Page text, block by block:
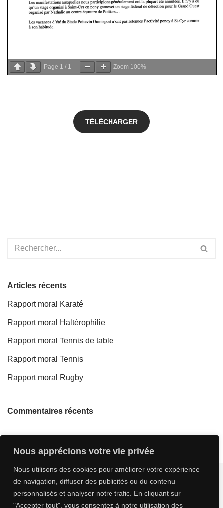
Nous apprécions votre vie privée
Nous utilisons des cookies pour améliorer votre expérience
de navigation, diffuser des publicités ou du contenu
personnalisés et analyser notre trafic. En cliquant sur
"Accepter tout", vous consentez à notre utilisation des
Page 1 / 1 Zoom 100%
TÉLÉCHARGER
Articles récents
Rapport moral Karaté
Rapport moral Haltérophilie
Rapport moral Tennis de table
Rapport moral Tennis
Rapport moral Rugby
Commentaires récents